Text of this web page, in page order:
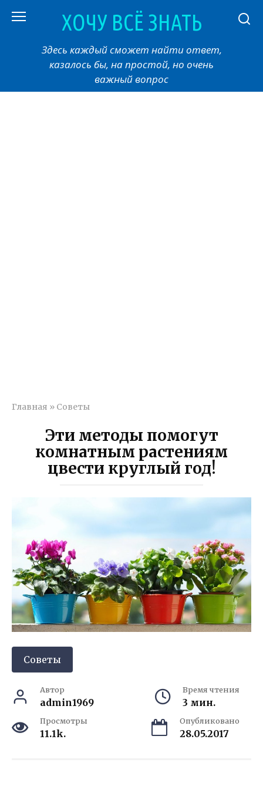
ХОЧУ ВСЁ ЗНАТЬ
Здесь каждый сможет найти ответ,
казалось бы, на простой, но очень
важный вопрос
Главная » Советы
Эти методы помогут
комнатным растениям
цвести круглый год!
Советы
Автор
admin1969
Время чтения
3 мин.
Просмотры
11.1k.
Опубликовано
28.05.2017